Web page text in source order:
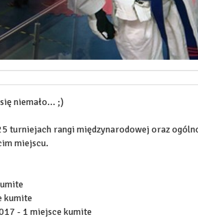
niemało... ;)
turniejach rangi międzynarodowej oraz
miejscu.
kumite
- 1 miejsce kumite